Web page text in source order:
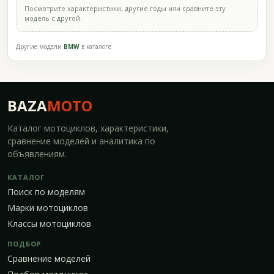
Посмотрите характеристики, другие годы или сравните эту
модель с другой.
Другие модели BMW в каталоге
BAZAMOTO
Каталог мотоциклов, характеристики,
сравнение моделей и аналитика по
объявлениям.
КАТАЛОГ
Поиск по моделям
Марки мотоциклов
Классы мотоциклов
ПОДБОР
Сравнение моделей